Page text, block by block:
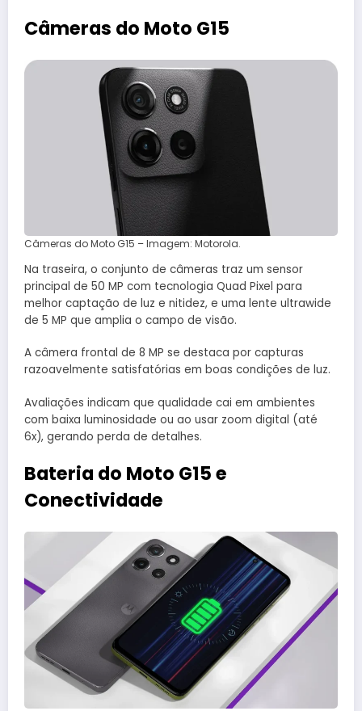
Câmeras do Moto G15
Câmeras do Moto G15 – Imagem: Motorola.
Na traseira, o conjunto de câmeras traz um sensor
principal de 50 MP com tecnologia Quad Pixel para
melhor captação de luz e nitidez, e uma lente ultrawide
de 5 MP que amplia o campo de visão.
A câmera frontal de 8 MP se destaca por capturas
razoavelmente satisfatórias em boas condições de luz.
Avaliações indicam que qualidade cai em ambientes
com baixa luminosidade ou ao usar zoom digital (até
6x), gerando perda de detalhes.
Bateria do Moto G15 e
Conectividade